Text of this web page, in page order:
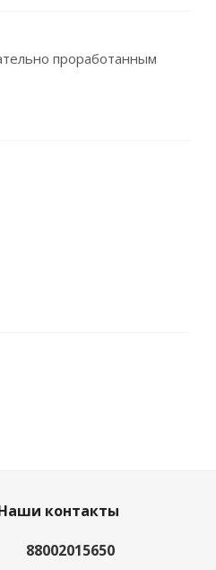
проработанным
контакты
88002015650